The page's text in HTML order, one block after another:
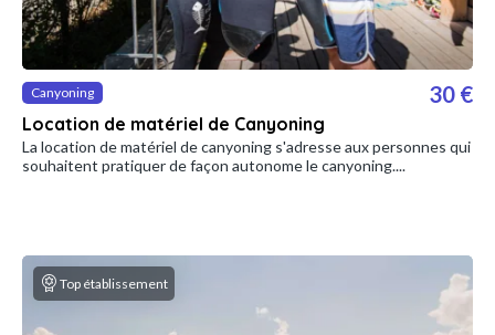
Canyoning
Location de matériel de Canyoning
30 €
La location de matériel de canyoning s'adresse aux personnes qui
souhaitent pratiquer de façon autonome le canyoning....
Top établissement